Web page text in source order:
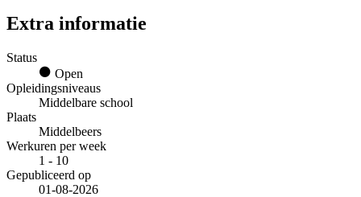
Extra informatie
Status
Open
Opleidingsniveaus
Middelbare school
Plaats
Middelbeers
Werkuren per week
1 - 10
Gepubliceerd op
01-08-2026